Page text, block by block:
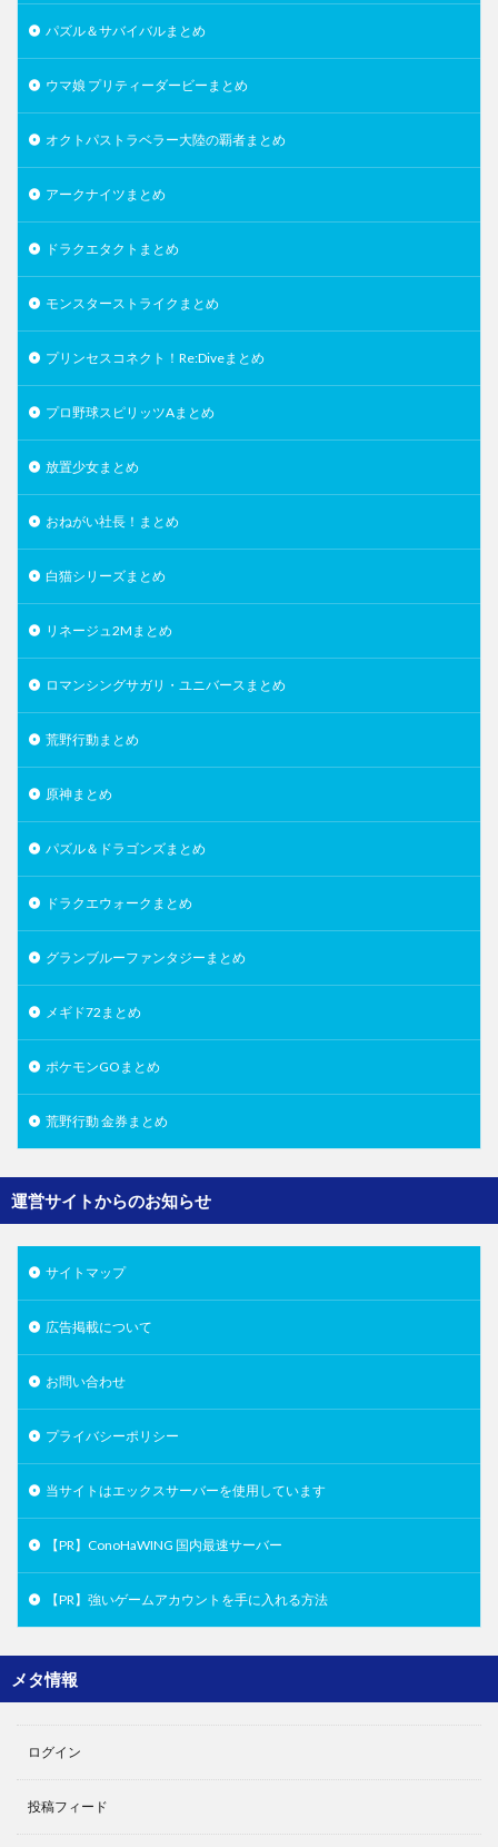
パズル＆サバイバルまとめ
ウマ娘 プリティーダービーまとめ
オクトパストラベラー大陸の覇者まとめ
アークナイツまとめ
ドラクエタクトまとめ
モンスターストライクまとめ
プリンセスコネクト！Re:Diveまとめ
プロ野球スピリッツAまとめ
放置少女まとめ
おねがい社長！まとめ
白猫シリーズまとめ
リネージュ2Mまとめ
ロマンシングサガリ・ユニバースまとめ
荒野行動まとめ
原神まとめ
パズル＆ドラゴンズまとめ
ドラクエウォークまとめ
グランブルーファンタジーまとめ
メギド72まとめ
ポケモンGOまとめ
荒野行動 金券まとめ
運営サイトからのお知らせ
サイトマップ
広告掲載について
お問い合わせ
プライバシーポリシー
当サイトはエックスサーバーを使用しています
【PR】ConoHaWING 国内最速サーバー
【PR】強いゲームアカウントを手に入れる方法
メタ情報
ログイン
投稿フィード